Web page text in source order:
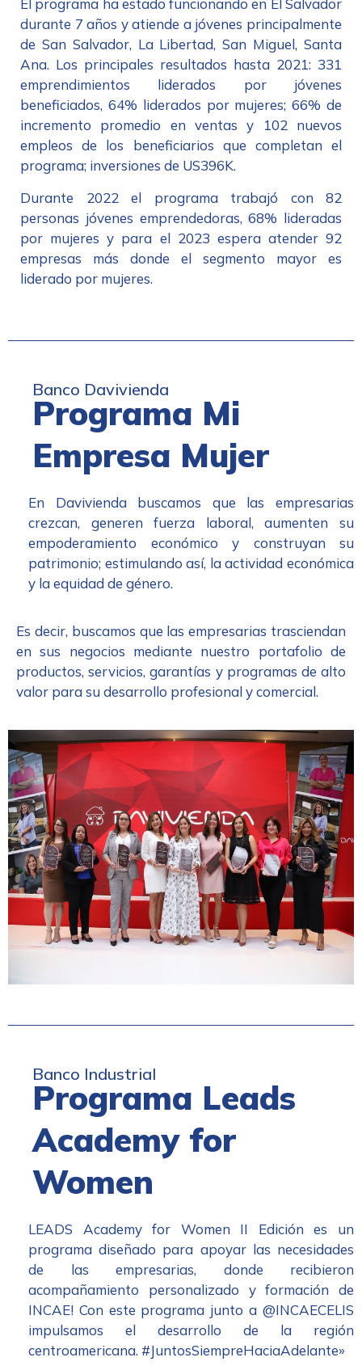
El programa ha estado funcionando en El Salvador
durante 7 años y atiende a jóvenes principalmente
de San Salvador, La Libertad, San Miguel, Santa
Ana. Los principales resultados hasta 2021: 331
emprendimientos liderados por jóvenes
beneficiados, 64% liderados por mujeres; 66% de
incremento promedio en ventas y 102 nuevos
empleos de los beneficiarios que completan el
programa; inversiones de US396K.
Durante 2022 el programa trabajó con 82
personas jóvenes emprendedoras, 68% lideradas
por mujeres y para el 2023 espera atender 92
empresas más donde el segmento mayor es
liderado por mujeres.
Banco Davivienda
Programa Mi
Empresa Mujer
En Davivienda buscamos que las empresarias
crezcan, generen fuerza laboral, aumenten su
empoderamiento económico y construyan su
patrimonio; estimulando así, la actividad económica
y la equidad de género.
Es decir, buscamos que las empresarias trasciendan
en sus negocios mediante nuestro portafolio de
productos, servicios, garantías y programas de alto
valor para su desarrollo profesional y comercial.
Banco Industrial
Programa Leads
Academy for
Women
LEADS Academy for Women II Edición es un
programa diseñado para apoyar las necesidades
de las empresarias, donde recibieron
acompañamiento personalizado y formación de
INCAE! Con este programa junto a @INCAECELIS
impulsamos el desarrollo de la región
centroamericana. #JuntosSiempreHaciaAdelante»